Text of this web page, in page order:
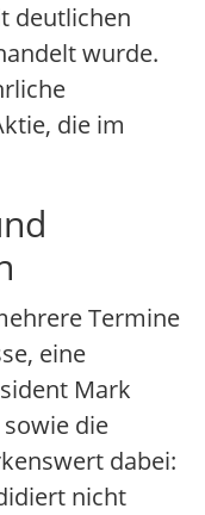
deutlichen
wurde.
die im
Termine
eine
Mark
sowie die
dabei:
nicht